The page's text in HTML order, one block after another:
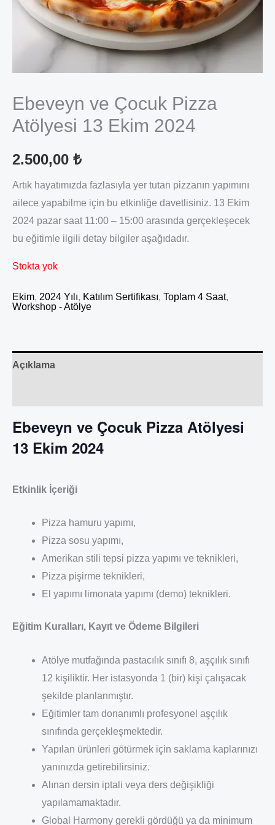
Ebeveyn ve Çocuk Pizza
Atölyesi 13 Ekim 2024
2.500,00 ₺
Artık hayatımızda fazlasıyla yer tutan pizzanın yapımını
ailece yapabilme için bu etkinliğe davetlisiniz. 13 Ekim
2024 pazar saat 11:00 – 15:00 arasında gerçekleşecek
bu eğitimle ilgili detay bilgiler aşağıdadır.
Stokta yok
Ekim, 2024 Yılı, Katılım Sertifikası, Toplam 4 Saat,
Workshop - Atölye
Açıklama
Ebeveyn ve Çocuk Pizza Atölyesi
13 Ekim 2024
Etkinlik İçeriği
Pizza hamuru yapımı,
Pizza sosu yapımı,
Amerikan stili tepsi pizza yapımı ve teknikleri,
Pizza pişirme teknikleri,
El yapımı limonata yapımı (demo) teknikleri.
Eğitim Kuralları, Kayıt ve Ödeme Bilgileri
Atölye mutfağında pastacılık sınıfı 8, aşçılık sınıfı
12 kişiliktir. Her istasyonda 1 (bir) kişi çalışacak
şekilde planlanmıştır.
Eğitimler tam donanımlı profesyonel aşçılık
sınıfında gerçekleşmektedir.
Yapılan ürünleri götürmek için saklama kaplarınızı
yanınızda getirebilirsiniz.
Alınan dersin iptali veya ders değişikliği
yapılamamaktadır.
Global Harmony gerekli gördüğü ya da minimum